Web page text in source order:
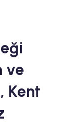
ve
Kent